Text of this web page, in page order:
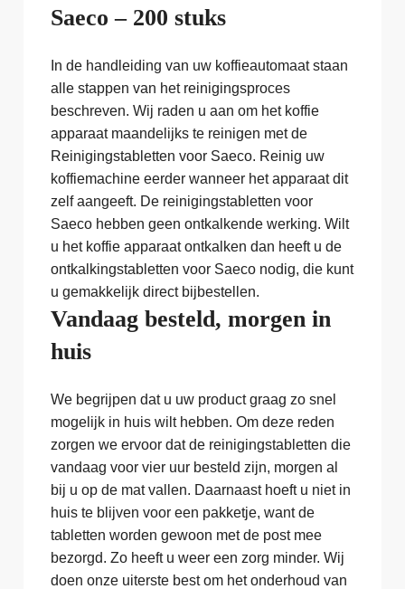
Saeco – 200 stuks
In de handleiding van uw koffieautomaat staan
alle stappen van het reinigingsproces
beschreven. Wij raden u aan om het koffie
apparaat maandelijks te reinigen met de
Reinigingstabletten voor Saeco. Reinig uw
koffiemachine eerder wanneer het apparaat dit
zelf aangeeft. De reinigingstabletten voor
Saeco hebben geen ontkalkende werking. Wilt
u het koffie apparaat ontkalken dan heeft u de
ontkalkingstabletten voor Saeco nodig, die kunt
u gemakkelijk direct bijbestellen.
Vandaag besteld, morgen in
huis
We begrijpen dat u uw product graag zo snel
mogelijk in huis wilt hebben. Om deze reden
zorgen we ervoor dat de reinigingstabletten die
vandaag voor vier uur besteld zijn, morgen al
bij u op de mat vallen. Daarnaast hoeft u niet in
huis te blijven voor een pakketje, want de
tabletten worden gewoon met de post mee
bezorgd. Zo heeft u weer een zorg minder. Wij
doen onze uiterste best om het onderhoud van